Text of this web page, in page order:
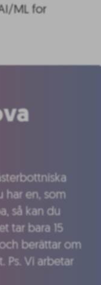
ML for
har en, som
så kan du
tar bara 15
berättar om
Ps. Vi arbetar